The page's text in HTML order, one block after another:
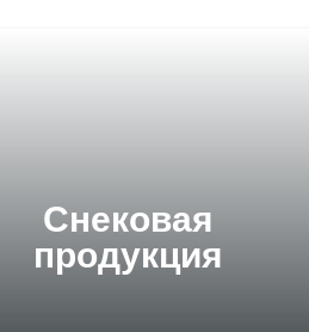
Снековая
продукция